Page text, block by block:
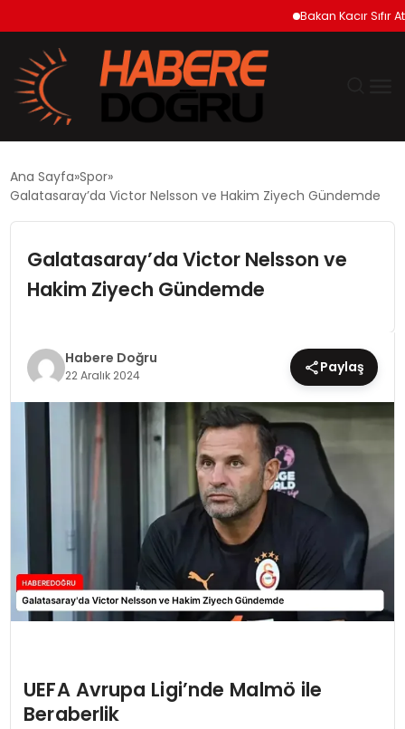
Bakan Kacır Sıfır
SİYASET
TEKNOLOJİ
SPOR
EĞİTİM
MAGAZİN
SAĞLIK
YAŞAM
Ana Sayfa Spor
Galatasaray’da Victor Nelsson ve Hakim Ziyech Gündemde
Galatasaray’da Victor Nelsson ve
Hakim Ziyech Gündemde
Habere Doğru
22 Aralık 2024 Paylaş
UEFA Avrupa Ligi’nde Malmö ile
Beraberlik